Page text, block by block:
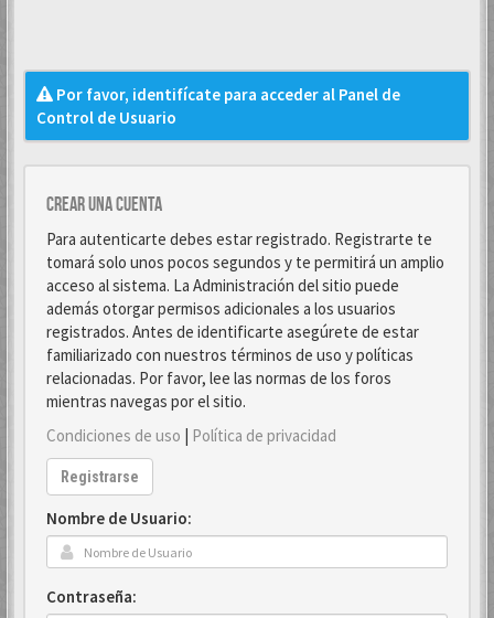
Por favor, identifícate para acceder al Panel de
Control de Usuario
Crear una cuenta
Para autenticarte debes estar registrado. Registrarte te
tomará solo unos pocos segundos y te permitirá un amplio
acceso al sistema. La Administración del sitio puede
además otorgar permisos adicionales a los usuarios
registrados. Antes de identificarte asegúrete de estar
familiarizado con nuestros términos de uso y políticas
relacionadas. Por favor, lee las normas de los foros
mientras navegas por el sitio.
Condiciones de uso | Política de privacidad
Registrarse
Nombre de Usuario:
Contraseña: